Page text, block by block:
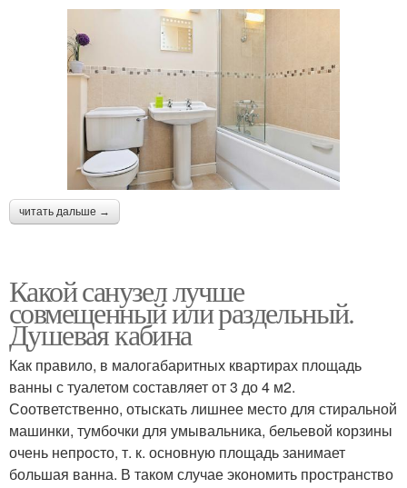
читать дальше →
Какой санузел лучше
совмещенный или раздельный.
Душевая кабина
Как правило, в малогабаритных квартирах площадь
ванны с туалетом составляет от 3 до 4 м2.
Соответственно, отыскать лишнее место для стиральной
машинки, тумбочки для умывальника, бельевой корзины
очень непросто, т. к. основную площадь занимает
большая ванна. В таком случае экономить пространство